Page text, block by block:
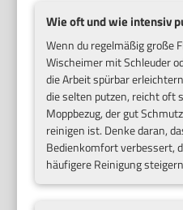
Wie oft und wie intensiv
Wenn du regelmäßig große
Wischeimer mit Schleuder
die Arbeit spürbar
die selten putzen, reicht oft
Moppbezug, der gut
reinigen ist. Denke daran,
Bedienkomfort verbessert,
häufigere Reinigung